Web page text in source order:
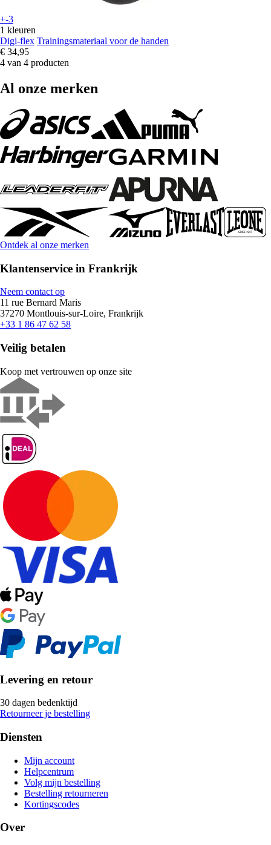
+-3
1 kleuren
Digi-flex Trainingsmateriaal voor de handen
€ 34,95
4 van 4 producten
Al onze merken
Ontdek al onze merken
Klantenservice in Frankrijk
Neem contact op
11 rue Bernard Maris
37270 Montlouis-sur-Loire, Frankrijk
+33 1 86 47 62 58
Veilig betalen
Koop met vertrouwen op onze site
Levering en retour
30 dagen bedenktijd
Retourneer je bestelling
Diensten
Mijn account
Helpcentrum
Volg mijn bestelling
Bestelling retourneren
Kortingscodes
Over